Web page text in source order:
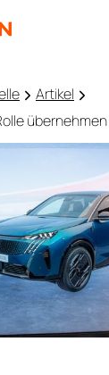
Artikel
übernehmen